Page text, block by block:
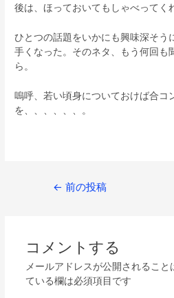
後は、ほっておいてもしゃべってく
ひとつの話題をいかにも興味深そう
手くなった。そのネタ、もう何回も
ら。
嗚呼、若い頃身についておけば合コ
を、、、、、、。
← 前の投稿
コメントする
メールアドレスが公開されること
ている欄は必須項目です